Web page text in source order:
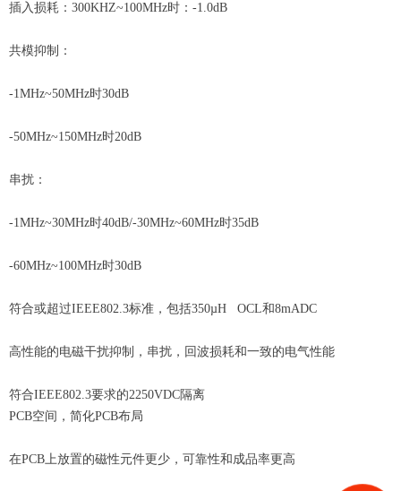
插入损耗：300KHZ~100MHz时：-1.0dB
共模抑制：
-1MHz~50MHz时30dB
-50MHz~150MHz时20dB
串扰：
-1MHz~30MHz时40dB/-30MHz~60MHz时35dB
-60MHz~100MHz时30dB
符合或超过IEEE802.3标准，包括350µH OCL和8mADC
高性能的电磁干扰抑制，串扰，回波损耗和一致的电气性能
符合IEEE802.3要求的2250VDC隔离
PCB空间，简化PCB布局
在PCB上放置的磁性元件更少，可靠性和成品率更高